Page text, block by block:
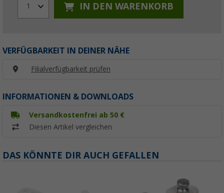
1 IN DEN WARENKORB
VERFÜGBARKEIT IN DEINER NÄHE
Filialverfügbarkeit prüfen
INFORMATIONEN & DOWNLOADS
Versandkostenfrei ab 50 €
Diesen Artikel vergleichen
DAS KÖNNTE DIR AUCH GEFALLEN